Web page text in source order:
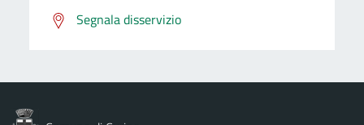
Segnala disservizio